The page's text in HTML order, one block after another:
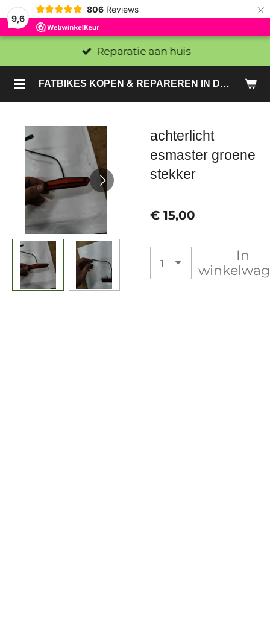
9,6
806 Reviews ×
FATBIKES KOPEN & REPAREREN IN DEN HAAG EN ZOETERMEER - SACHE BIKES
Reparatie aan huis
achterlicht
esmaster groene
stekker
€ 15,00
In